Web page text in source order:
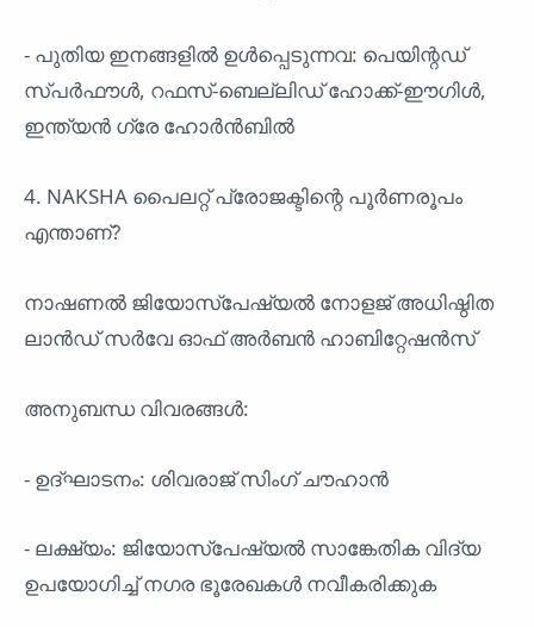
- പുതിയ ഇനങ്ങളിൽ ഉൾപ്പെടുന്നവ: പെയിന്റഡ്
സ്പർഫൗൾ, റഫസ്-ബെല്ലിഡ് ഹോക്ക്-ഈഗിൾ,
ഇന്ത്യൻ ഗ്രേ ഹോർൻബിൽ
4. NAKSHA പൈലറ്റ് പ്രോജക്ടിന്റെ പൂർണരൂപം
എന്താണ്?
നാഷണൽ ജിയോസ്പേഷ്യൽ നോളജ് അധിഷ്ഠിത
ലാൻഡ് സർവേ ഓഫ് അർബൻ ഹാബിറ്റേഷൻസ്
അനുബന്ധ വിവരങ്ങൾ:
- ഉദ്ഘാടനം: ശിവരാജ് സിംഗ് ചൗഹാൻ
- ലക്ഷ്യം: ജിയോസ്പേഷ്യൽ സാങ്കേതിക വിദ്യ
ഉപയോഗിച്ച് നഗര ഭൂരേഖകൾ നവീകരിക്കുക